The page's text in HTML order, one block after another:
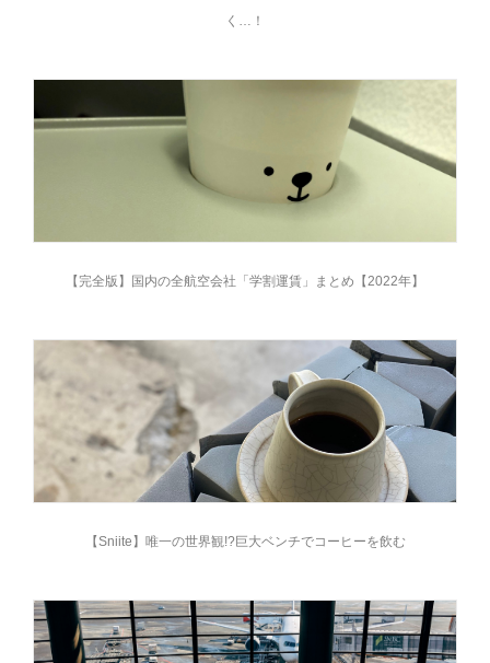
く…！
【完全版】国内の全航空会社「学割運賃」まとめ【2022年】
【Sniite】唯一の世界観!?巨大ベンチでコーヒーを飲む